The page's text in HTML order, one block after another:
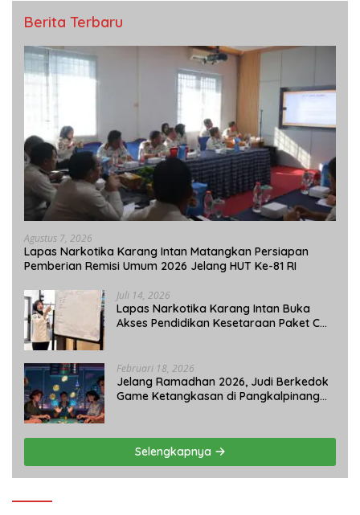
Berita Terbaru
Agustus 7, 2026
Lapas Narkotika Karang Intan Matangkan Persiapan
Pemberian Remisi Umum 2026 Jelang HUT Ke-81 RI
Juli 14, 2026
Lapas Narkotika Karang Intan Buka
Akses Pendidikan Kesetaraan Paket C
Februari 18, 2026
Jelang Ramadhan 2026, Judi Berkedok
Game Ketangkasan di Pangkalpinang
Selengkapnya